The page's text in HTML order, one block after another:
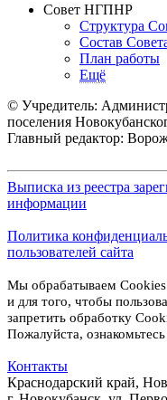
Совет НГПНР
Структура
Состав
План работы
Ещё
© Учредитель:
поселения
Главный редактор:
Выписка из реестра
информации
Политика
пользователей сайта
Мы обрабатываем Cookies
и для того, чтобы
запретить обработку
Пожалуйста, ознакомьтесь
Контакты
Краснодарский край,